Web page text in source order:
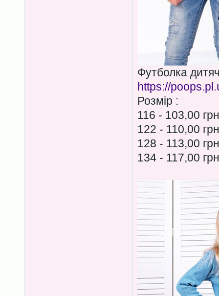
Футболка
https://
Розмір :
116 - 103,00 грн
122 - 110,00 грн
128 - 113,00 грн
134 - 117,00 грн